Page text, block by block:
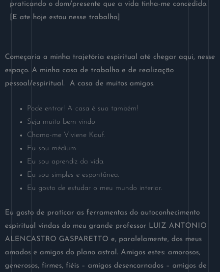
praticando o dom/presente que a vida tinha-me concedido.
[E ate hoje estou nesse trabalho]
Começaria a minha trajetória espiritual até chegar aqui, nesse
espaço. A minha casa de trabalho e de realização
pessoal/espiritual. A casa de muitos amigos.
Pode entrar! A casa é sua também!
Seja muito bem vindo!
Chamo-me Viviene Kauf.
Eu sou médium
Eu sou aprendiz da vida.
Eu sou simples e espontânea.
Eu gosto de estudar o meu mundo interior.
Eu gosto de praticar as ferramentas do autoconhecimento
espiritual vindas do meu grande professor LUIZ ANTONIO
ALENCASTRO GASPARETTO e, paralelamente, dos meus
amados e amigos do plano astral. Amigos estes: amorosos,
generosos, firmes, fiéis – amigos desencarnados – amigos de